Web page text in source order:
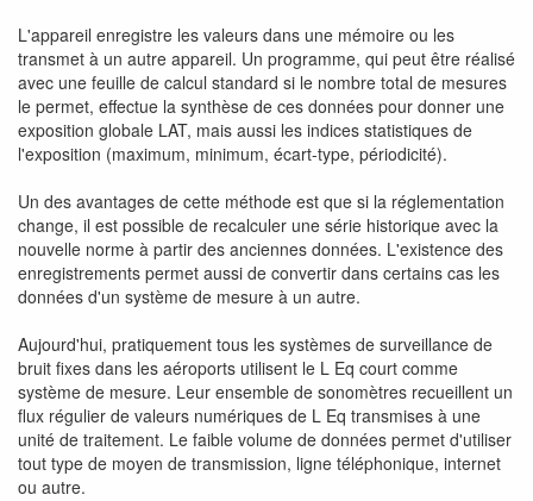
L'appareil enregistre les valeurs dans une mémoire ou les
transmet à un autre appareil. Un programme, qui peut être réalisé
avec une feuille de calcul standard si le nombre total de mesures
le permet, effectue la synthèse de ces données pour donner une
exposition globale LAT, mais aussi les indices statistiques de
l'exposition (maximum, minimum, écart-type, périodicité).
Un des avantages de cette méthode est que si la réglementation
change, il est possible de recalculer une série historique avec la
nouvelle norme à partir des anciennes données. L'existence des
enregistrements permet aussi de convertir dans certains cas les
données d'un système de mesure à un autre.
Aujourd'hui, pratiquement tous les systèmes de surveillance de
bruit fixes dans les aéroports utilisent le L Eq court comme
système de mesure. Leur ensemble de sonomètres recueillent un
flux régulier de valeurs numériques de L Eq transmises à une
unité de traitement. Le faible volume de données permet d'utiliser
tout type de moyen de transmission, ligne téléphonique, internet
ou autre.